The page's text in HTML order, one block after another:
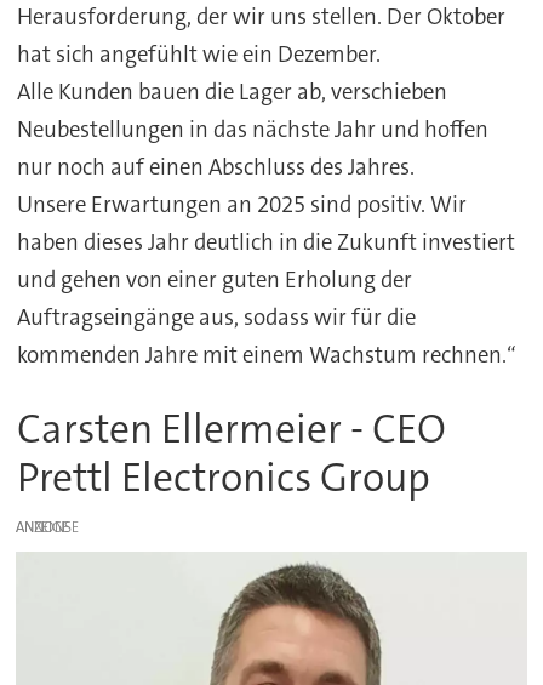
Herausforderung, der wir uns stellen. Der Oktober
hat sich angefühlt wie ein Dezember.
Alle Kunden bauen die Lager ab, verschieben
Neubestellungen in das nächste Jahr und hoffen
nur noch auf einen Abschluss des Jahres.
Unsere Erwartungen an 2025 sind positiv. Wir
haben dieses Jahr deutlich in die Zukunft investiert
und gehen von einer guten Erholung der
Auftragseingänge aus, sodass wir für die
kommenden Jahre mit einem Wachstum rechnen.“
Carsten Ellermeier - CEO
Prettl Electronics Group
ANZEIGE